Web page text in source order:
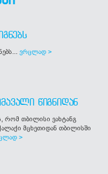
ვრცლად >
ᲬᲘᲒᲜᲘᲓᲐᲜ
რომ თბილისი ვახტანგ
მცხეთიდან თბილისში
>